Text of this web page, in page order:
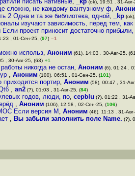
(ok), 19:51 , 31-
сложно, не каждому вантузному ф,
2 Одна и та же библиотека, одной, _kp
изучают зависимость, перед тем, как
проект приносит достаточно
, 01-Сен-25, (97) –1
использ, Аноним (61), 14:03 , 30-Авг-25,
, 30-Авг-25, (63) +1
никогда не остан, Аноним (6), 01:24 ,
, Аноним (100), 06:51 , 01-Сен-25, (101)
портир, Аноним (58), 00:47 , 31-
, an2 (?), 01:03 , 31-Авг-25, (84)
годов, люди, по, cepblu (?), 01:22 , 31-
, Аноним (106), 12:58 , 02-Сен-25, (106)
Если версия M, Аноним (46), 11:13 , 31-
, Вы забыли заполнить поле Name. (?),